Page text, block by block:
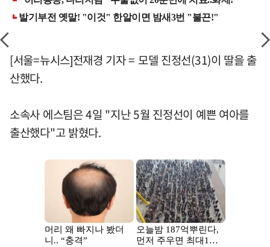
[서울=뉴시스]전재경 기자 = 모델 진정선(31)이 딸을 출
산했다.
소속사 에스팀은 4일 "지난 5월 진정선이 예쁜 여아를
출산했다"고 밝혔다.